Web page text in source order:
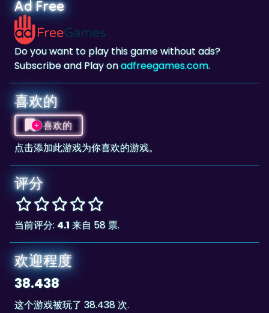
Do you want to play this game without ads?
Subscribe and Play on
喜欢的
喜欢的
点击添加此游戏为你喜欢的游戏。
评分
当前评分: 4.1 来自 58 票.
欢迎程度
38.438
这个游戏被玩了 38.438 次.
Tags & Categories